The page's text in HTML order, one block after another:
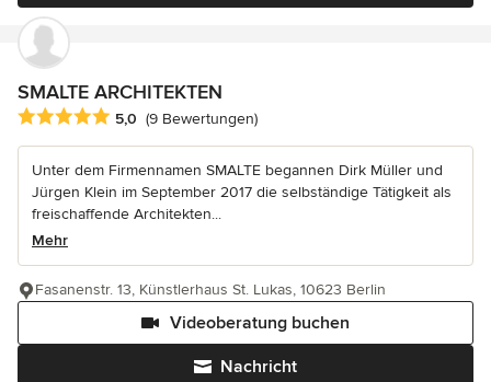
SMALTE ARCHITEKTEN
Durchschnittliche Bewertung: 5 von 5 Sternen
5,0 (9 Bewertungen)
Unter dem Firmennamen SMALTE begannen Dirk Müller und
Jürgen Klein im September 2017 die selbständige Tätigkeit als
freischaffende Architekten...
Mehr
Nachricht
Videoberatung buchen
Fasanenstr. 13, Künstlerhaus St. Lukas, 10623 Berlin